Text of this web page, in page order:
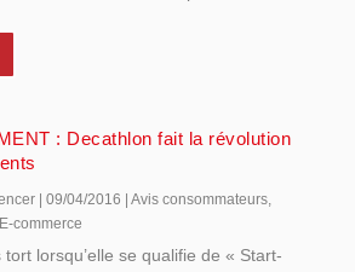
: Decathlon fait la révolution
|09/04/2016 |Avis consommateurs,
E-commerce
tort lorsqu’elle se qualifie de « Start-